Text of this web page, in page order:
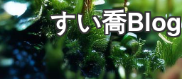
すい喬Blog